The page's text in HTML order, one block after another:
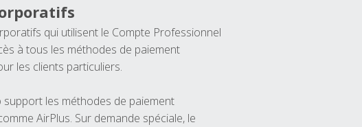
qui utilisent le Compte Professionnel
à tous les méthodes de paiement
les clients particuliers.
support les méthodes de paiement
AirPlus. Sur demande spéciale, le